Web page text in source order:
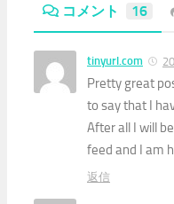
コメント 16
tinyurl.com
Pretty great
to say that I
After all I will
feed and I am
返信